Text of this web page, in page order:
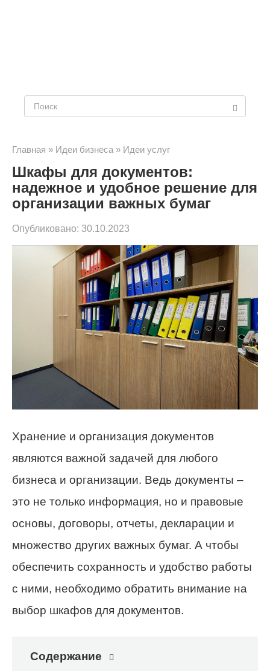
Главная » Идеи бизнеса » Идеи услуг
Шкафы для документов:
надежное и удобное решение для
организации важных бумаг
Опубликовано: 30.10.2023
Хранение и организация документов
являются важной задачей для любого
бизнеса и организации. Ведь документы –
это не только информация, но и правовые
основы, договоры, отчеты, декларации и
множество других важных бумаг. А чтобы
обеспечить сохранность и удобство работы
с ними, необходимо обратить внимание на
выбор шкафов для документов.
Содержание